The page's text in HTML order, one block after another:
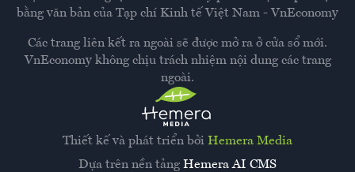
Thiết kế và phát triển bởi Hemera Media
Dựa trên nền tảng Hemera AI CMS
bằng văn bản của Tạp chí Kinh tế Việt Nam - VnEconomy
Các trang liên kết ra ngoài sẽ được mở ra ở cửa sổ mới.
VnEconomy không chịu trách nhiệm nội dung các trang
ngoài.